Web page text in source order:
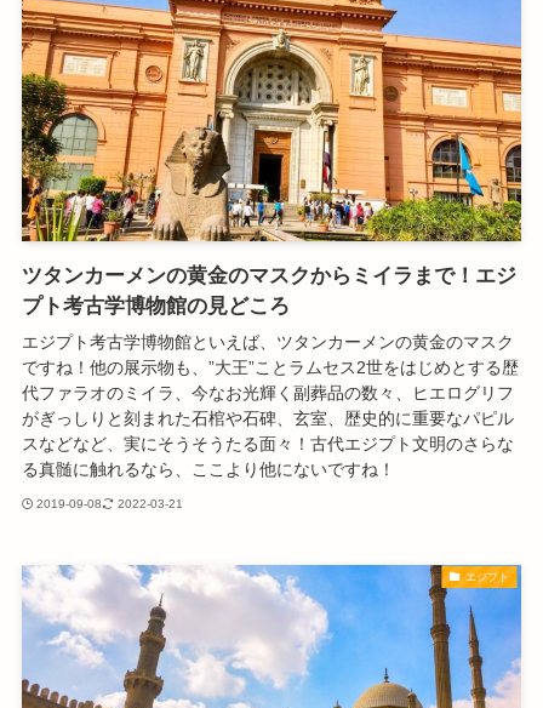
ツタンカーメンの黄金のマスクからミイラまで！エジ
プト考古学博物館の見どころ
エジプト考古学博物館といえば、ツタンカーメンの黄金のマスク
ですね！他の展示物も、”大王”ことラムセス2世をはじめとする歴
代ファラオのミイラ、今なお光輝く副葬品の数々、ヒエログリフ
がぎっしりと刻まれた石棺や石碑、玄室、歴史的に重要なパピル
スなどなど、実にそうそうたる面々！古代エジプト文明のさらな
る真髄に触れるなら、ここより他にないですね！
2019-09-08 2022-03-21
エジプト